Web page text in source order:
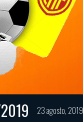
23 agosto, 2019